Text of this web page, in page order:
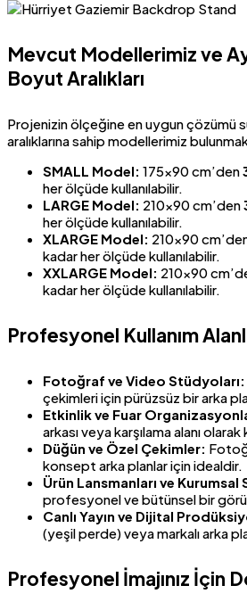
Mevcut Modellerimiz ve
Boyut Aralıkları
Projenizin ölçeğine en uygun çözümü
aralıklarına sahip modellerimiz
SMALL Model: 175×90 cm’den
her ölçüde kullanılabilir.
LARGE Model: 210×90 cm’den
her ölçüde kullanılabilir.
XLARGE Model: 210×90
kadar her ölçüde kullanılabilir.
XXLARGE Model: 210×90
kadar her ölçüde kullanılabilir.
Profesyonel Kullanım
Fotoğraf ve Video Stüdyoları:
çekimleri için pürüzsüz bir arka
Etkinlik ve Fuar
arkası veya karşılama alanı olarak
Düğün ve Özel Çekimler:
konsept arka planlar için idealdir.
Ürün Lansmanları ve Kurumsal
profesyonel ve bütünsel bir
Canlı Yayın ve Dijital
(yeşil perde) veya markalı arka
Profesyonel İmajınız İçin